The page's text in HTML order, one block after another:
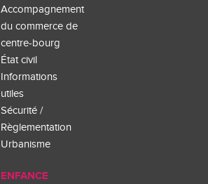
Accompagnement
du commerce de
centre-bourg
État civil
Informations
utiles
Sécurité /
Règlementation
Urbanisme
ENFANCE